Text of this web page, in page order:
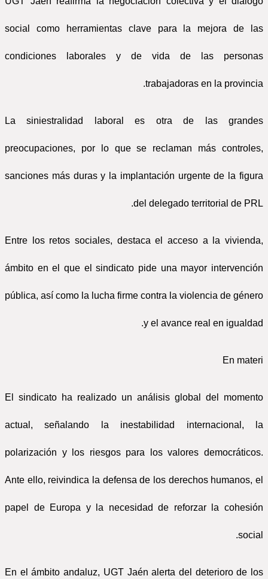
social como herramientas clave para la mejora de las
condiciones laborales y de vida de las personas
trabajadoras en la provincia.
La siniestralidad laboral es otra de las grandes
preocupaciones, por lo que se reclaman más controles,
sanciones más duras y la implantación urgente de la figura
del delegado territorial de PRL.
Entre los retos sociales, destaca el acceso a la vivienda,
ámbito en el que el sindicato pide una mayor intervención
pública, así como la lucha firme contra la violencia de género
y el avance real en igualdad.
En materi
El sindicato ha realizado un análisis global del momento
actual, señalando la inestabilidad internacional, la
polarización y los riesgos para los valores democráticos.
Ante ello, reivindica la defensa de los derechos humanos, el
papel de Europa y la necesidad de reforzar la cohesión
social.
En el ámbito andaluz, UGT Jaén alerta del deterioro de los